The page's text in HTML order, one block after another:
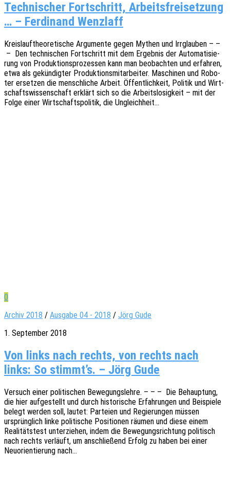
Technischer Fortschritt, Arbeitsfreisetzung
… – Ferdinand Wenzlaff
Kreis­lauf­theo­re­ti­sche Argu­men­te gegen Mythen und Irrglau­ben – –
– Den tech­ni­schen Fort­schritt mit dem Ergeb­nis der Auto­ma­ti­sie­
rung von Produk­ti­ons­pro­zes­sen kann man beob­ach­ten und erfah­ren,
etwa als gekün­dig­ter Produk­ti­ons­mit­ar­bei­ter. Maschi­nen und Robo­
ter erset­zen die mensch­li­che Arbeit. Öffent­lich­keit, Poli­tik und Wirt­
schafts­wis­sen­schaft erklärt sich so die Arbeits­lo­sig­keit – mit der
Folge einer Wirt­schafts­po­li­tik, die Ungleichheit…
0
Archiv 2018 / Ausgabe 04 - 2018 / Jörg Gude
1. September 2018
Von links nach rechts, von rechts nach
links: So stimmt’s. – Jörg Gude
Versuch einer poli­ti­schen Bewe­gungs­leh­re. – – – Die Behaup­tung,
die hier aufge­stellt und durch histo­ri­sche Erfah­run­gen und Beispie­le
belegt werden soll, lautet: Partei­en und Regie­run­gen müssen
ursprüng­lich linke poli­ti­sche Posi­tio­nen räumen und diese einem
Reali­täts­test unter­zie­hen, indem die Bewe­gungs­rich­tung poli­tisch
nach rechts verläuft, um anschlie­ßend Erfolg zu haben bei einer
Neuori­en­tie­rung nach…